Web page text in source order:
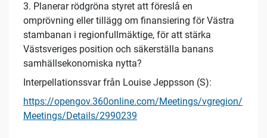
3. Planerar rödgröna styret att föreslå en
omprövning eller tillägg om finansiering för Västra
stambanan i regionfullmäktige, för att stärka
Västsveriges position och säkerställa banans
samhällsekonomiska nytta?
Interpellationssvar från Louise Jeppsson (S):
https://opengov.360online.com/Meetings/vgregion/
Meetings/Details/2990239